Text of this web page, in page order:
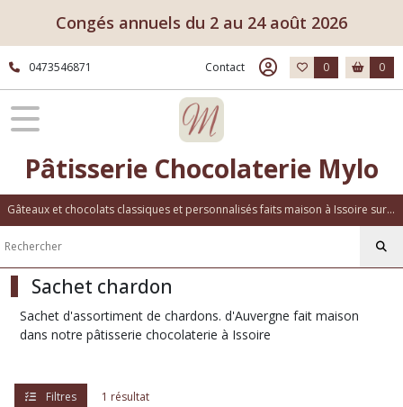
Congés annuels du 2 au 24 août 2026
0473546871 Contact 0 0
Pâtisserie Chocolaterie Mylo
Gâteaux et chocolats classiques et personnalisés faits maison à Issoire sur place ou à emporter
Sachet chardon
Sachet d'assortiment de chardons. d'Auvergne fait maison
dans notre pâtisserie chocolaterie à Issoire
Filtres 1 résultat
Fermer
FILTRES
Tous
les
Chocolat
Chardon
d'Auvergne
chardon
(1)
(1)